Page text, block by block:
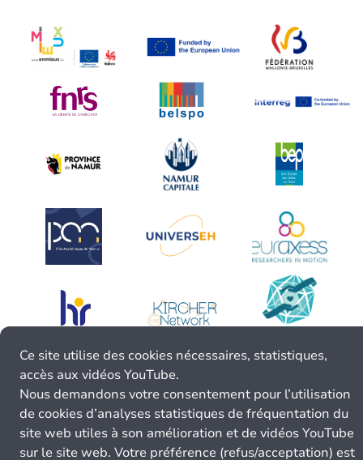
Ce site utilise des cookies nécessaires, statistiques,
accès aux vidéos YouTube.
Nous demandons votre consentement pour l’utilisation
de cookies d’analyses statistiques de fréquentation du
site web utiles à son amélioration et de vidéos YouTube
sur le site web. Votre préférence (refus/acceptation) est